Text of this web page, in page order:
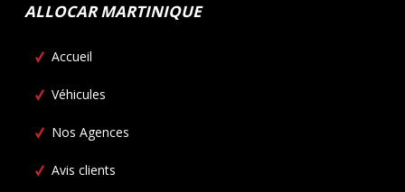
ALLOCAR MARTINIQUE
Accueil
Véhicules
Nos Agences
Avis clients